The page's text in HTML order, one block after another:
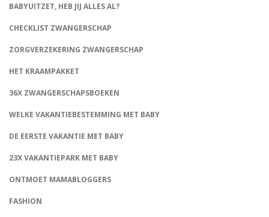
BABYUITZET, HEB JIJ ALLES AL?
CHECKLIST ZWANGERSCHAP
ZORGVERZEKERING ZWANGERSCHAP
HET KRAAMPAKKET
36X ZWANGERSCHAPSBOEKEN
WELKE VAKANTIEBESTEMMING MET BABY
DE EERSTE VAKANTIE MET BABY
23X VAKANTIEPARK MET BABY
ONTMOET MAMABLOGGERS
FASHION